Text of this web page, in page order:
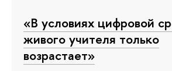
«В условиях цифровой
живого учителя только
возрастает»